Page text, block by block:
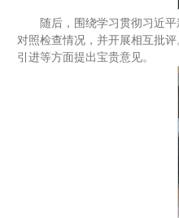
随后，围绕学习贯彻习近
对照检查情况，并开展相互批
引进等方面提出宝贵意见。